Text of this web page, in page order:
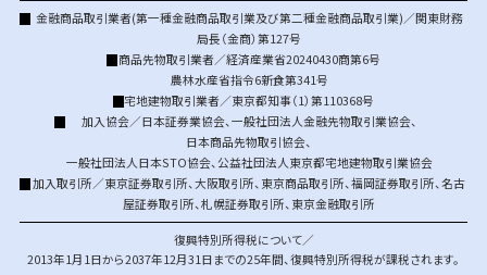
金融商品取引業者(第一種金融商品取引業及び第二種金融商品取引業)／関東財務
局長（金商）第127号
商品先物取引業者／経済産業省20240430商第6号
農林水産省指令6新食第341号
宅地建物取引業者／東京都知事（1）第110368号
加入協会／日本証券業協会、一般社団法人金融先物取引業協会、
日本商品先物取引協会、
一般社団法人日本STO協会、公益社団法人東京都宅地建物取引業協会
加入取引所／東京証券取引所、大阪取引所、 東京商品取引所、福岡証券取引所、名古
屋証券取引所、札幌証券取引所、 東京金融取引所
復興特別所得税について／
2013年1月1日から2037年12月31日までの25年間、復興特別所得税が課税されます。